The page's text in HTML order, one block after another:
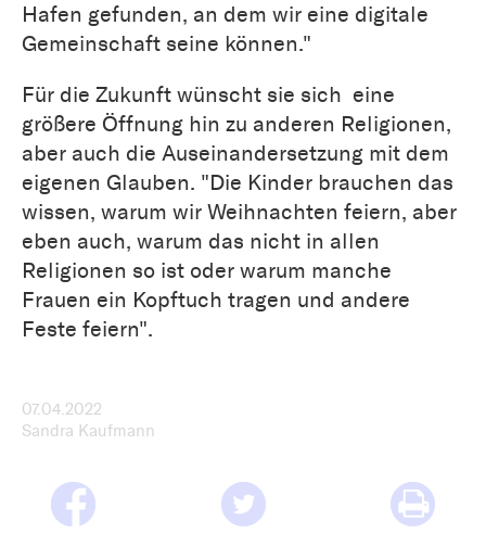
Hafen gefunden, an dem wir eine digitale
Gemeinschaft seine können."
Für die Zukunft wünscht sie sich eine
größere Öffnung hin zu anderen Religionen,
aber auch die Auseinandersetzung mit dem
eigenen Glauben. "Die Kinder brauchen das
wissen, warum wir Weihnachten feiern, aber
eben auch, warum das nicht in allen
Religionen so ist oder warum manche
Frauen ein Kopftuch tragen und andere
Feste feiern".
07.04.2022
Sandra Kaufmann